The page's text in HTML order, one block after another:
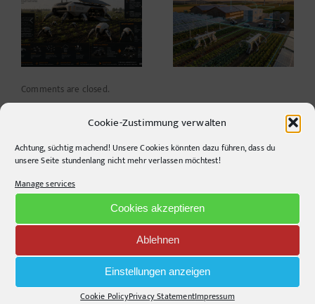
Cookie-Zustimmung verwalten
Achtung, süchtig machend! Unsere Cookies könnten dazu führen, dass du
unsere Seite stundenlang nicht mehr verlassen möchtest!
Manage services
Cookies akzeptieren
Ablehnen
Einstellungen anzeigen
Cookie PolicyPrivacy StatementImpressum
Warum die
Energiewende auf
dem Acker nicht im
Motorraum beginnt
Agriculture 2035 –
Thoughts on the
Future ahead of
Agritechnica*
Comments are closed.
10555Berlin